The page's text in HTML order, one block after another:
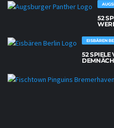
52
EISBÄREN
52 SPIELE